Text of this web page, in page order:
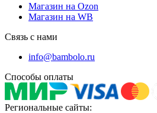
Магазин на Ozon
Магазин на WB
Связь с нами
info@bambolo.ru
Способы оплаты
Региональные сайты: